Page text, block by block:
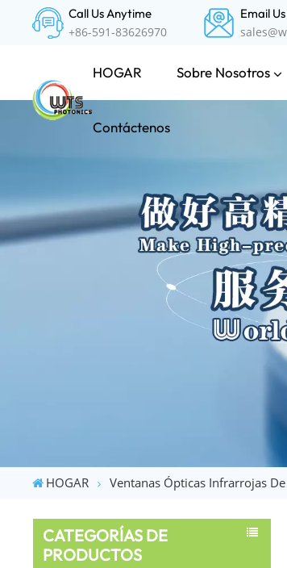
Call Us Anytime
+86-591-83626970
Email
HOGAR Sobre Nosotros
Contáctenos
HOGAR Ventanas Ópticas Infrarrojas
CATEGORÍAS DE
PRODUCTOS